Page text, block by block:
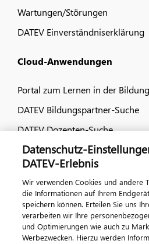
Wartungen/Störungen
DATEV Einverständniserklärung
Cloud-Anwendungen
Portal zum Lernen in der
DATEV Bildungspartner-Suche
DATEV Dozenten-Suche
Dialog & Medien
Veranstaltungen
DATEV magazin
DATEV-Community
Datenschutz-
DATEV-Erlebnis
Wir verwenden Cookies und andere
die Informationen auf Ihrem
speichern können. Erteilen Sie uns
verarbeiten wir Ihre
und Optimierungen wie auch zu
Werbezwecken. Hierzu werden